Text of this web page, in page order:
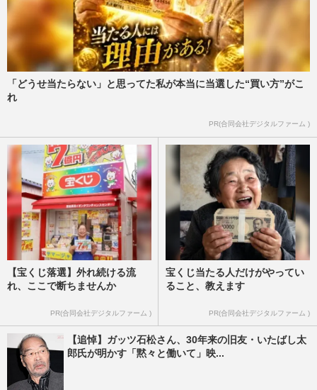
「どうせ当たらない」と思ってた私が本当に当選した“買い方”がこ
れ
PR(合同会社デジタルファーム )
【宝くじ落選】外れ続ける流
れ、ここで断ちませんか
PR(合同会社デジタルファーム )
宝くじ当たる人だけがやってい
ること、教えます
PR(合同会社デジタルファーム )
【追悼】ガッツ石松さん、30年来の旧友・いたばし太
郎氏が明かす「黙々と働いて」映...